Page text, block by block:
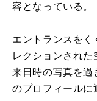
容となっている。
エントランスをく
レクションされ
来日時の写真を
のプロフィールに